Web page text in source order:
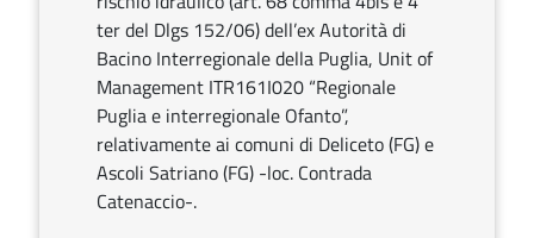
ter del Dlgs 152/06) dell’ex Autorità di
Bacino Interregionale della Puglia, Unit of
Management ITR161I020 “Regionale
Puglia e interregionale Ofanto”,
relativamente ai comuni di Deliceto (FG) e
Ascoli Satriano (FG) -loc. Contrada
Catenaccio-.